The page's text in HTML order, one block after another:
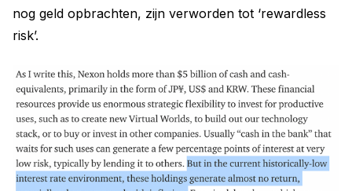
nog geld opbrachten, zijn verworden tot ‘rewardless
risk’.